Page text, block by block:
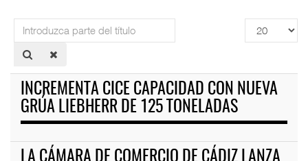
Introduzca
parte
del
Cantidad
a
INCREMENTA CICE CAPACIDAD CON NUEVA
GRÚA LIEBHERR DE 125 TONELADAS
LA CÁMARA DE COMERCIO DE CÁDIZ LANZA